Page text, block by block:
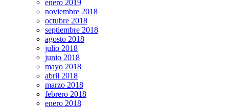
enero 2019
noviembre 2018
octubre 2018
septiembre 2018
agosto 2018
julio 2018
junio 2018
mayo 2018
abril 2018
marzo 2018
febrero 2018
enero 2018